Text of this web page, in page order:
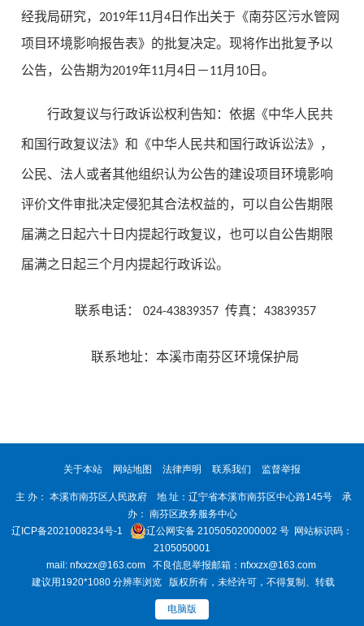
经我局研究，2019年11月4日作出关于《南芬区污水管网
项目环境影响报告表》的批复决定。现将作出批复予以
公告，公告期为2019年11月4日－11月10日。
行政复议与行政诉讼权利告知：依据《中华人民共
和国行政复议法》和《中华人民共和国行政诉讼法》，
公民、法人或者其他组织认为公告的建设项目环境影响
评价文件审批决定侵犯其合法权益的，可以自公告期限
届满之日起六十日内提起行政复议，也可以自公告期限
届满之日起三个月内提起行政诉讼。
联系电话： 024-43839357 传真：43839357
联系地址：本溪市南芬区环境保护局
关于本站 网站地图 法律声明 联系我们 监督举报
主 办： 本溪市南芬区人民政府 地 址：辽宁省本溪市南芬区中心路145号 承
办： 南芬区政务服务中心
辽ICP备2021008234号-1
辽公网安备 21050502000002 号 网站标识码：
2105050001
mail: nfxxzx@163.com 不良信息举报邮箱：nfxxzx@163.com
建议用1920*1080 分辨率浏览 版权所有，未经许可，不得复制、转载
电脑版